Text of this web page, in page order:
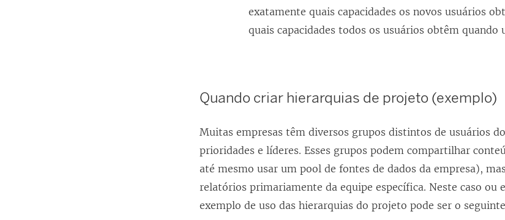
exatamente quais capacidades os novos usuários
quais capacidades todos os usuários obtêm
Quando criar hierarquias de projeto (exemplo)
Muitas empresas têm diversos grupos distintos de usuários
prioridades e líderes. Esses grupos podem compartilhar
até mesmo usar um pool de fontes de dados da empresa),
relatórios primariamente da equipe específica. Neste caso ou
exemplo de uso das hierarquias do projeto pode ser o